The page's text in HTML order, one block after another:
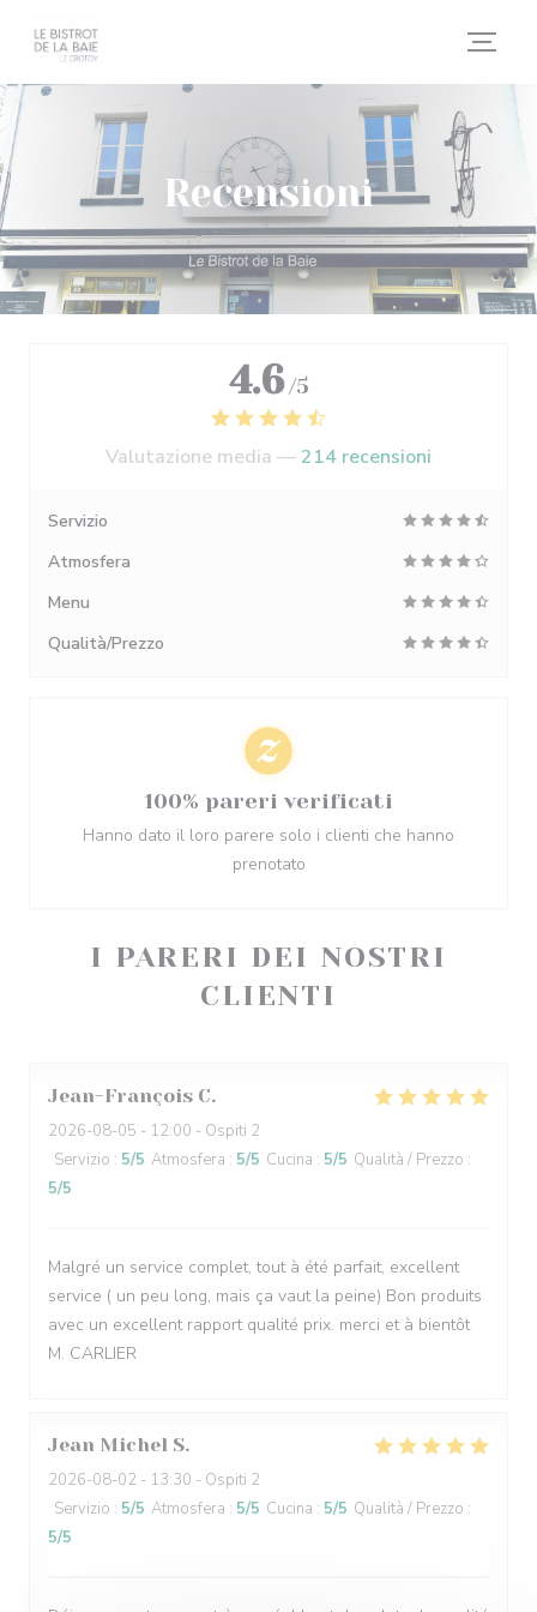
Recensioni
I PARERI DEI NOSTRI
CLIENTI
Jean-François C
2026-08-05 - 12:00 - Ospiti 2
Servizio : 5/5 Atmosfera : 5/5 Cucina : 5/5 Qualità / Prezzo :
5/5
Malgré un service complet, tout à été parfait, excellent
service ( un peu long, mais ça vaut la peine) Bon produits
avec un excellent rapport qualité prix. merci et à bientôt
M. CARLIER
Jean Michel S
2026-08-02 - 13:30 - Ospiti 2
Servizio : 5/5 Atmosfera : 5/5 Cucina : 5/5 Qualità / Prezzo :
5/5
4.6 /5
Valutazione media —214 recensioni
Servizio
Atmosfera
Menu
Qualità/Prezzo
100% pareri verificati
Hanno dato il loro parere solo i clienti che hanno
prenotato